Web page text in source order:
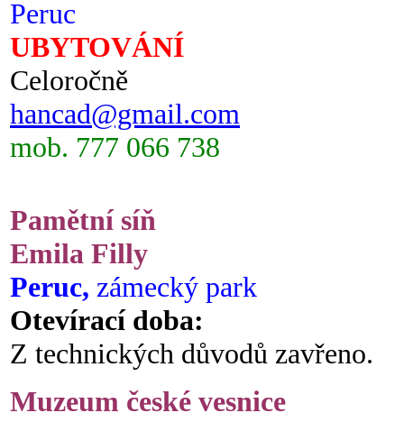
Peruc
UBYTOVÁNÍ
Celoročně
hancad@gmail.com
mob. 777 066 738
Pamětní síň
Emila Filly
Peruc, zámecký park
Otevírací doba:
Z technických důvodů zavřeno.
Muzeum české vesnice